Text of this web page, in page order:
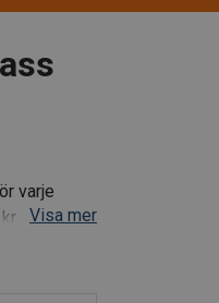
varje
är
Visa mer